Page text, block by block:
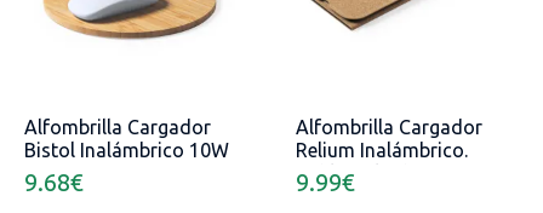
Alfombrilla Cargador
Bistol Inalámbrico 10W
9.68€
Alfombrilla Cargador
Relium Inalámbrico.
Cable Incluido
9.99€